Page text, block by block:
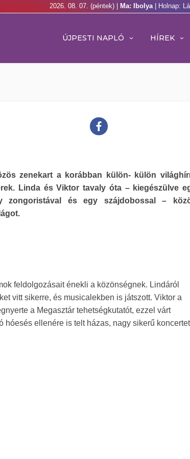
2026. 08. 07. (péntek) | Ma: Ibolya | Holnap:
ÚJPESTI NAPLÓ HÍREK
zenekart a korábban külön- külön
Linda és Viktor tavaly óta – kiegészülve
zongoristával és egy szájdobossal –
feldolgozásait énekli a közönségnek. Lindáról
vitt sikerre, és musicalekben is játszott. Viktor a
a Megasztár tehetségkutatót, ezzel várt
ellenére is telt házas, nagy sikerű